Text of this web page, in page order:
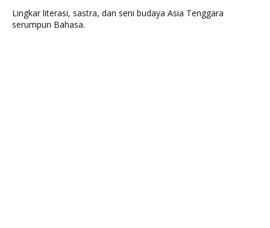
Lingkar literasi, sastra, dan seni budaya Asia Tenggara
serumpun Bahasa.